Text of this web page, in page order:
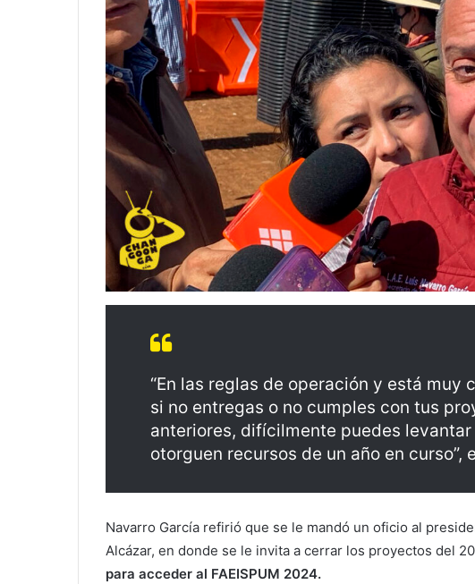
“En las reglas de operación y está muy
si no entregas o no cumples con tus
anteriores, difícilmente puedes
otorguen recursos de un año en curso”,
Navarro García refirió que se le mandó un oficio al
Alcázar, en donde se le invita a cerrar los proyectos del
para acceder al FAEISPUM 2024.